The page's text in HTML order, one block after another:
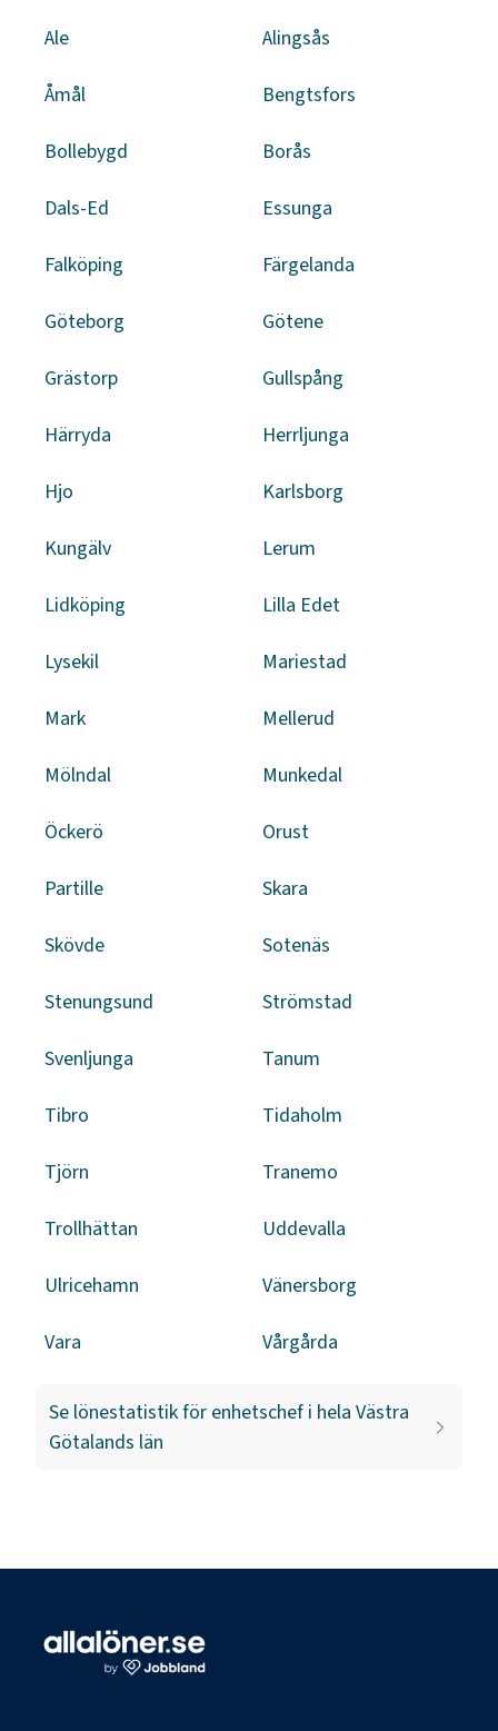
Ale Alingsås
Åmål Bengtsfors
Bollebygd Borås
Dals-Ed Essunga
Falköping Färgelanda
Göteborg Götene
Grästorp Gullspång
Härryda Herrljunga
Hjo Karlsborg
Kungälv Lerum
Lidköping Lilla Edet
Lysekil Mariestad
Mark Mellerud
Mölndal Munkedal
Öckerö Orust
Partille Skara
Skövde Sotenäs
Stenungsund Strömstad
Svenljunga Tanum
Tibro Tidaholm
Tjörn Tranemo
Trollhättan Uddevalla
Ulricehamn Vänersborg
Vara Vårgårda
Se lönestatistik för enhetschef i hela Västra
Götalands län